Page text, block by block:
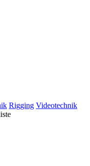
Rigging Videotechnik